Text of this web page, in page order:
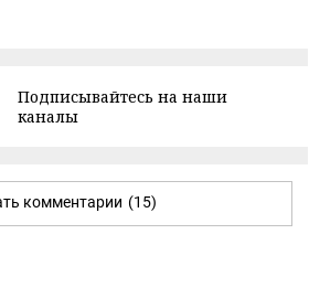
Подписывайтесь на наши
каналы
комментарии (15)